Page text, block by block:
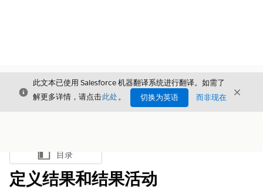
关闭
此文本已使用 Salesforce 机器翻译系统进行翻译。如需了
解更多详情，请点击此处。 切换为英语 而非现在 关闭
显示目录
目录
定义结果和结果活动